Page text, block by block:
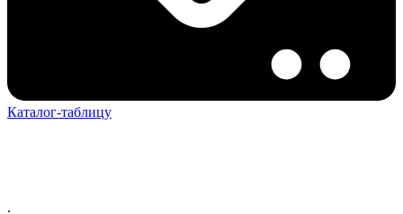
Каталог-таблицу
.